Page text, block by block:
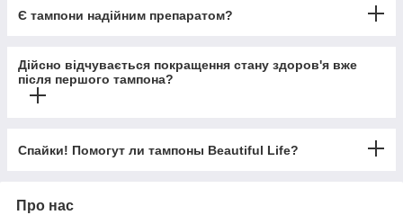
Є тампони надійним препаратом?
Дійсно відчувається покращення стану здоров'я вже
після першого тампона?
Спайки! Помогут ли тампоны Beautiful Life?
Про нас